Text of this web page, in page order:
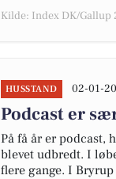
Kilde: Index DK/Gallup
HUSSTAND 02-01-
Podcast er
På få år er podcast,
blevet udbredt. I
flere gange. I